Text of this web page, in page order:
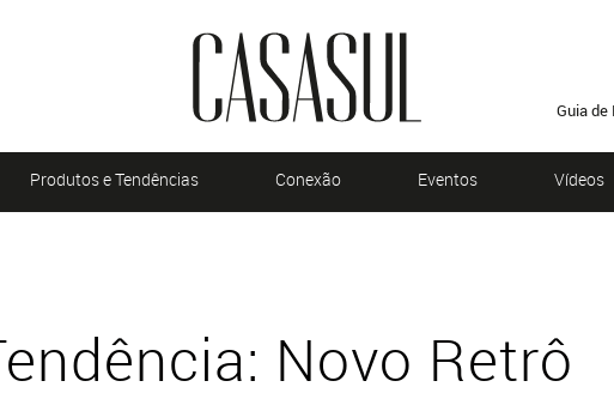
Guia de
Produtos e Tendências Conexão Eventos Vídeos
Novo Retrô